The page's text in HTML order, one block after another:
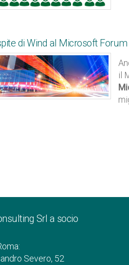
di Wind al Microsoft
il
Srl a socio
Severo, 52